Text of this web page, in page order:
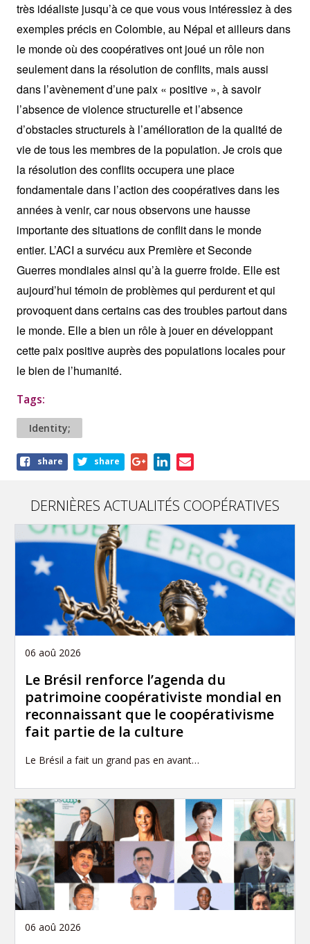
très idéaliste jusqu’à ce que vous vous intéressiez à des
exemples précis en Colombie, au Népal et ailleurs dans
le monde où des coopératives ont joué un rôle non
seulement dans la résolution de conflits, mais aussi
dans l’avènement d’une paix « positive », à savoir
l’absence de violence structurelle et l’absence
d’obstacles structurels à l’amélioration de la qualité de
vie de tous les membres de la population. Je crois que
la résolution des conflits occupera une place
fondamentale dans l’action des coopératives dans les
années à venir, car nous observons une hausse
importante des situations de conflit dans le monde
entier. L’ACI a survécu aux Première et Seconde
Guerres mondiales ainsi qu’à la guerre froide. Elle est
aujourd’hui témoin de problèmes qui perdurent et qui
provoquent dans certains cas des troubles partout dans
le monde. Elle a bien un rôle à jouer en développant
cette paix positive auprès des populations locales pour
le bien de l’humanité.
Tags:
Identity;
Shareshare share
DERNIÈRES ACTUALITÉS COOPÉRATIVES
06 aoû 2026
Le Brésil renforce l’agenda du
patrimoine coopérativiste mondial en
reconnaissant que le coopérativisme
fait partie de la culture
Le Brésil a fait un grand pas en avant…
06 aoû 2026